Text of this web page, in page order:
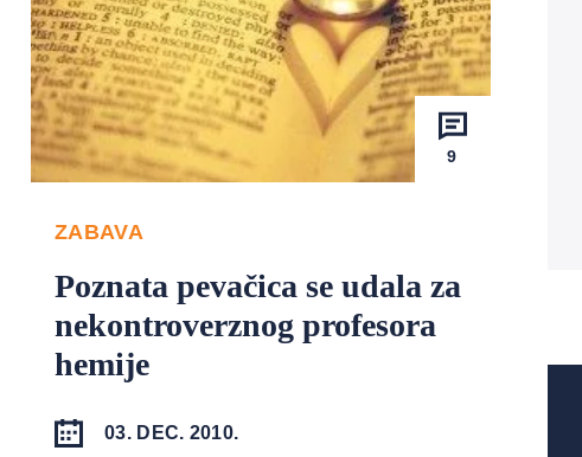
9
ZABAVA
Poznata pevačica se udala za
nekontroverznog profesora
hemije
03. DEC. 2010.